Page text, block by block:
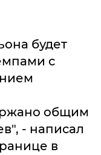
будет
с
общим
- написал
в